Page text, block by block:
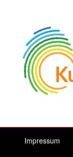
Impressum